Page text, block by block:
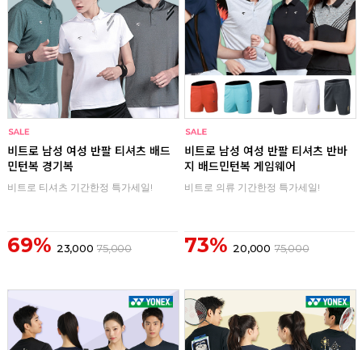
비트로 남성 여성 반팔 티셔츠 배드
민턴복 경기복
비트로 티셔츠 기간한정 특가세일!
69% 23,000 75,000
비트로 남성 여성 반팔 티셔츠 반바
지 배드민턴복 게임웨어
비트로 의류 기간한정 특가세일!
73% 20,000 75,000